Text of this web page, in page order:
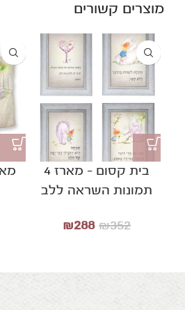
מוצרים קשורים
בית קסום – מארז 4
תמונות השראה ללב
₪352
₪288